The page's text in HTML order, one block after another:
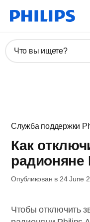
Что вы ищете?
Служба поддержки
Как
радионяне
Опубликован в 24 June
Чтобы отключить